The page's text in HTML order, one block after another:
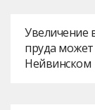
Увеличение
пруда
Нейвинском